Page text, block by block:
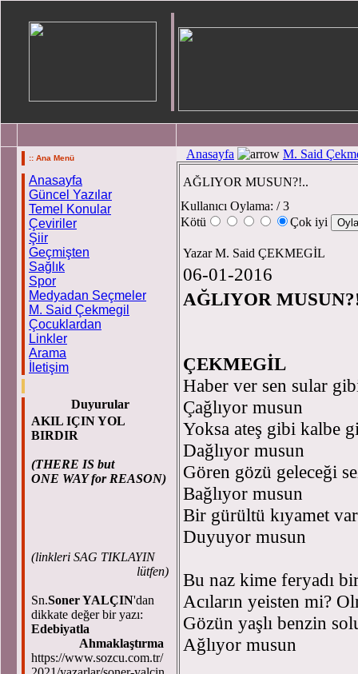
:: Ana Menü
Anasayfa
Güncel Yazılar
Temel Konular
Çeviriler
Şiir
Geçmişten
Sağlık
Spor
Medyadan Seçmeler
M. Said Çekmegil
Çocuklardan
Linkler
Arama
İletişim
Duyurular
AKIL IÇIN YOL
BIRDIR
(THERE IS but
ONE WAY for REASON)
(linkleri SAG TIKLAYIN
lütfen)
Sn.Soner YALÇIN'dan
dikkate değer bir yazı:
Edebiyatla
Ahmaklaştırma
https://www.sozcu.com.tr/
Anasayfa M. Said
AĞLIYOR MUSUN?!..
Kullanıcı Oylama: / 3
Kötü
Çok iyi
Yazar M. Said ÇEKMEGİL
06-01-2016
AĞLIYOR
Haber ver sen sular
Çağlıyor musun
Yoksa ateş gibi kalbe
Dağlıyor musun
Gören gözü geleceği
Bağlıyor musun
Bir gürültü kıyamet
Duyuyor musun
Bu naz kime feryadı
Acıların yeisten mi?
Gözün yaşlı benzin
Ağlıyor musun